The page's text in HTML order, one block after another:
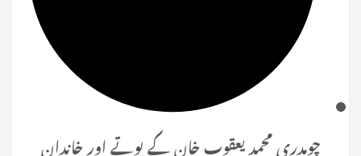
چوہدری محمد یعقوب خان کے پوتے اور خاندان